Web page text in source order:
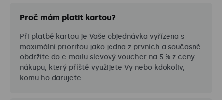
Proč mám platit kartou?
Při platbě kartou je Vaše objednávka vyřízena s
maximální prioritou jako jedna z prvních a současně
obdržíte do e-mailu slevový voucher na 5 % z ceny
nákupu, který příště využijete Vy nebo kdokoliv,
komu ho darujete.